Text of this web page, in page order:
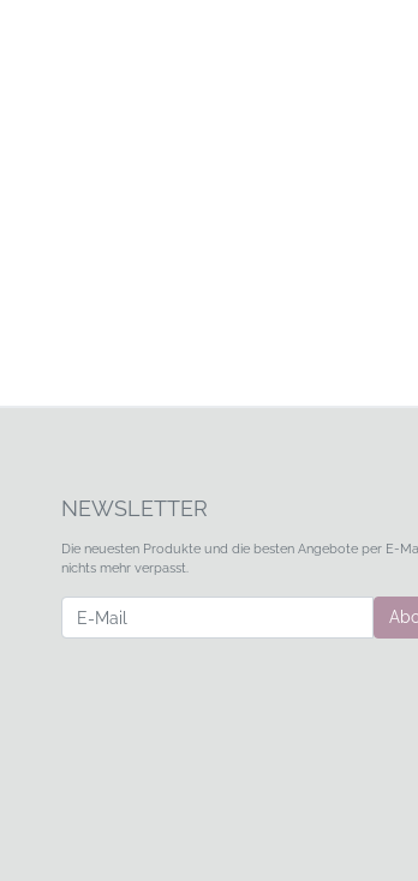
NEWSLETTER
Die neuesten Produkte und die besten Angebote per E-
nichts mehr verpasst.
Newsletter